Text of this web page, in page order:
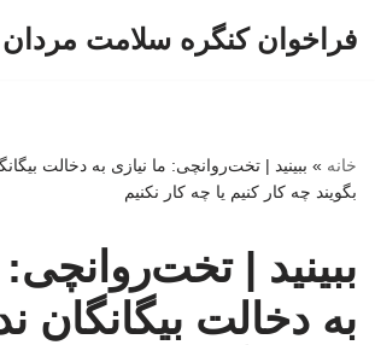
فراخوان کنگره سلامت مردان
خانه » ببینید | تخت‌روانچی: ما نیازی به دخالت
بگویند چه کار کنیم یا چه کار نکنیم
ببینید | تخت‌روانچی:
به دخالت بیگانگان